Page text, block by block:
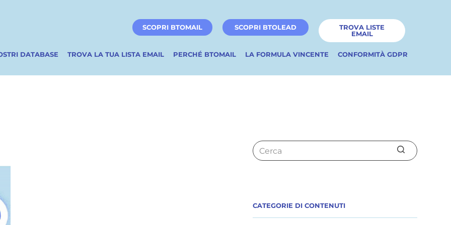
SCOPRI BTOMAIL SCOPRI BTOLEAD
TROVA LISTE
EMAIL
DATABASE TROVA LA TUA LISTA EMAIL PERCHÉ BTOMAIL LA FORMULA VINCENTE CONFORMITÀ GDPR
CATEGORIE DI CONTENUTI